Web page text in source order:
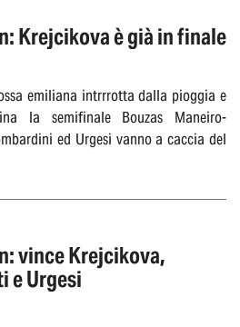
Parma Ladies Open: Krejcikova è già in finale
emiliana intrrrotta dalla pioggia e
la semifinale Bouzas Maneiro-
ed Urgesi vanno a caccia del
vince Krejcikova,
e Urgesi